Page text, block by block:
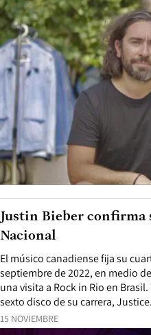
15 NOVIEMBRE
El músico canadiense fija su
septiembre de 2022, en medio
una visita a Rock in Rio en
sexto disco de su carrera, Justice.
Justin Bieber confirma
Nacional